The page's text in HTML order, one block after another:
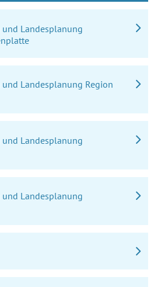
Landesplanung
Landesplanung Region
Landesplanung
Landesplanung